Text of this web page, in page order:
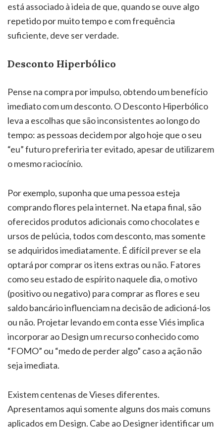
está associado à ideia de que, quando se ouve algo
repetido por muito tempo e com frequência
suficiente, deve ser verdade.
Desconto Hiperbólico
Pense na compra por impulso, obtendo um benefício
imediato com um desconto. O Desconto Hiperbólico
leva a escolhas que são inconsistentes ao longo do
tempo: as pessoas decidem por algo hoje que o seu
“eu” futuro preferiria ter evitado, apesar de utilizarem
o mesmo raciocínio.
Por exemplo, suponha que uma pessoa esteja
comprando flores pela internet. Na etapa final, são
oferecidos produtos adicionais como chocolates e
ursos de pelúcia, todos com desconto, mas somente
se adquiridos imediatamente. É difícil prever se ela
optará por comprar os itens extras ou não. Fatores
como seu estado de espírito naquele dia, o motivo
(positivo ou negativo) para comprar as flores e seu
saldo bancário influenciam na decisão de adicioná-los
ou não. Projetar levando em conta esse Viés implica
incorporar ao Design um recurso conhecido como
“FOMO” ou “medo de perder algo” caso a ação não
seja imediata.
Existem centenas de Vieses diferentes.
Apresentamos aqui somente alguns dos mais comuns
aplicados ​​​​em Design. Cabe ao Designer identificar um